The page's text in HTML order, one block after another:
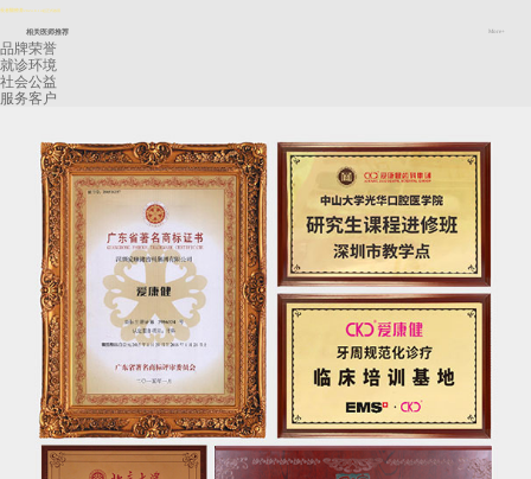
長者醫療券 2024.8.14起正式啟用
相关医师推荐 More+
品牌荣誉
就诊环境
社会公益
服务客户